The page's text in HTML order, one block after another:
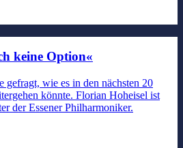
keine Option«
gefragt, wie es in den nächsten 20
könnte. Florian Hoheisel ist
der Essener Philharmoniker.